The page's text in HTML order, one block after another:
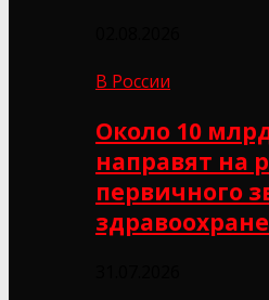
В России
Около 10
направят на
первичного